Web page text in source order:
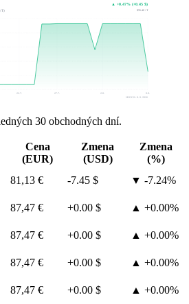
T)
▲ +0.47% (+0.45 $)
$95.40 / T
22.7. 27.7.
LHOGS • 8. 8. 2026
30 obchodných dní.
Cena
(EUR)
Zmena
(USD)
Zmena
(%)
81,13 € -7.45 $
▼ -7.24%
87,47 € +0.00 $
▲ +0.00%
87,47 € +0.00 $
▲ +0.00%
87,47 € +0.00 $
▲ +0.00%
87,47 € +0.00 $
▲ +0.00%